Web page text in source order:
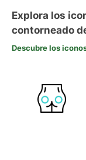
Explora los
contorneado
Descubre los